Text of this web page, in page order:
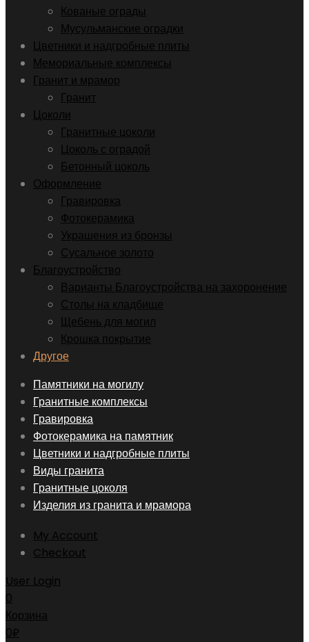
Кованые ограды
Мусульманские оградки
Цветники и надгробные плиты
Мемориальные комплексы
Гранит и мрамор
Гранит
Цоколи
Гранитные цоколи
Цоколь с оградой
Бетонный цоколь
Оформление
Гравировка
Фотокерамика
Украшения из бронзы
Сусальное золото
Благоустройство
Варианты Благоустройства на захоронение
Столы на кладбище
Щебень для могил
Крошка покрытие
Другое
Skip
content
Памятники на могилу
Гранитные комплексы
Гравировка
Фотокерамика на памятник
Цветники и надгробные плиты
Виды гранита
Гранитные цоколя
Изделия из гранита и мрамора
My Account
Checkout
User Login
0
Корзина
0₽